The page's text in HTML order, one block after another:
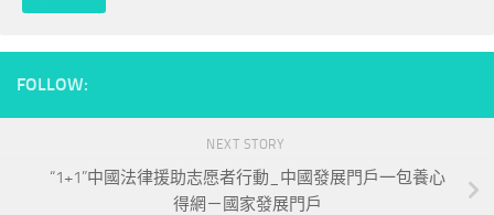
FOLLOW:
NEXT STORY
“1+1”中國法律援助志愿者行動_中國發展門戶一包養心
得網－國家發展門戶